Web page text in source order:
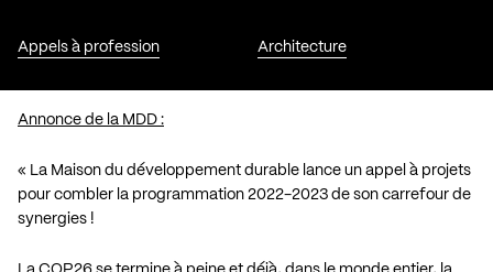
Appels à profession Architecture
Annonce de la MDD :
« La Maison du développement durable lance un appel à projets
pour combler la programmation 2022-2023 de son carrefour de
synergies !